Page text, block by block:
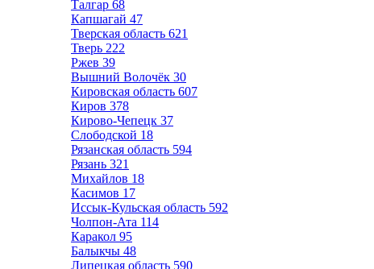
Талгар 68
Капшагай 47
Тверская область 621
Тверь 222
Ржев 39
Вышний Волочёк 30
Кировская область 607
Киров 378
Кирово-Чепецк 37
Слободской 18
Рязанская область 594
Рязань 321
Михайлов 18
Касимов 17
Иссык-Кульская область 592
Чолпон-Ата 114
Каракол 95
Балыкчы 48
Липецкая область 590